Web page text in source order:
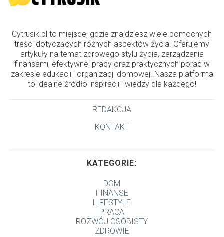
Cytrusik.pl to miejsce, gdzie znajdziesz wiele pomocnych
treści dotyczących różnych aspektów życia. Oferujemy
artykuły na temat zdrowego stylu życia, zarządzania
finansami, efektywnej pracy oraz praktycznych porad w
zakresie edukacji i organizacji domowej. Nasza platforma
to idealne źródło inspiracji i wiedzy dla każdego!
REDAKCJA
KONTAKT
KATEGORIE:
DOM
FINANSE
LIFESTYLE
PRACA
ROZWÓJ OSOBISTY
ZDROWIE